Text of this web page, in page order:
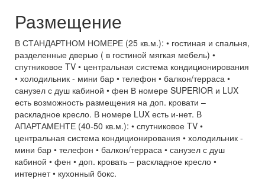
Размещение
В СТАНДАРТНОМ НОМЕРЕ (25 кв.м.): • гостиная и спальня,
разделенные дверью ( в гостиной мягкая мебель) •
спутниковое TV • центральная система кондиционирования
• холодильник - мини бар • телефон • балкон/терраса •
санузел с душ кабиной • фен В номере SUPERIOR и LUX
есть возможность размещения на доп. кровати –
раскладное кресло. В номере LUX есть и-нет. В
АПАРТАМЕНТЕ (40-50 кв.м.): • спутниковое TV •
центральная система кондиционирования • холодильник -
мини бар • телефон • балкон/терраса • санузел с душ
кабиной • фен • доп. кровать – раскладное кресло •
интернет • кухонный бокс.